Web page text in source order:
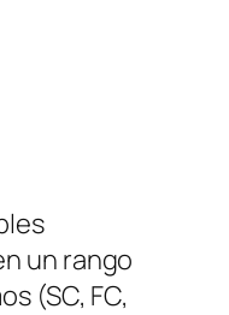
un rango
(SC, FC,